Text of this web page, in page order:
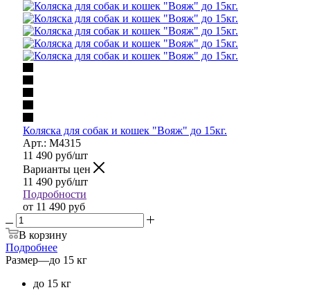
Коляска для собак и кошек "Вояж" до 15кг.
Арт.: М4315
11 490 руб/шт
Варианты цен
11 490 руб/шт
Подробности
от 11 490 руб
В корзину
Подробнее
Размер—до 15 кг
до 15 кг